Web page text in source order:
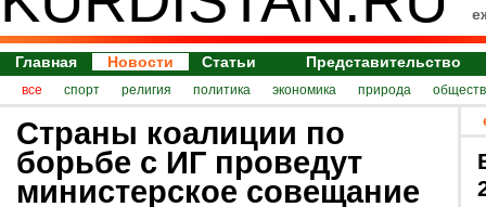
Главная Новости Статьи Представительство
все спорт религия политика экономика природа
Страны коалиции по
борьбе с ИГ проведут
министерское совещание